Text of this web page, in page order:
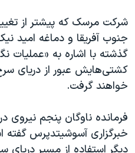
شرکت مرسک که پیشتر از
جنوب آفریقا و دماغه امید
گذشته با اشاره به «عملیات
کشتی‌هایش عبور از دریای
خواهند گرفت.
فرمانده ناوگان پنجم نیروی
خبرگزاری آسوشیتدپرس